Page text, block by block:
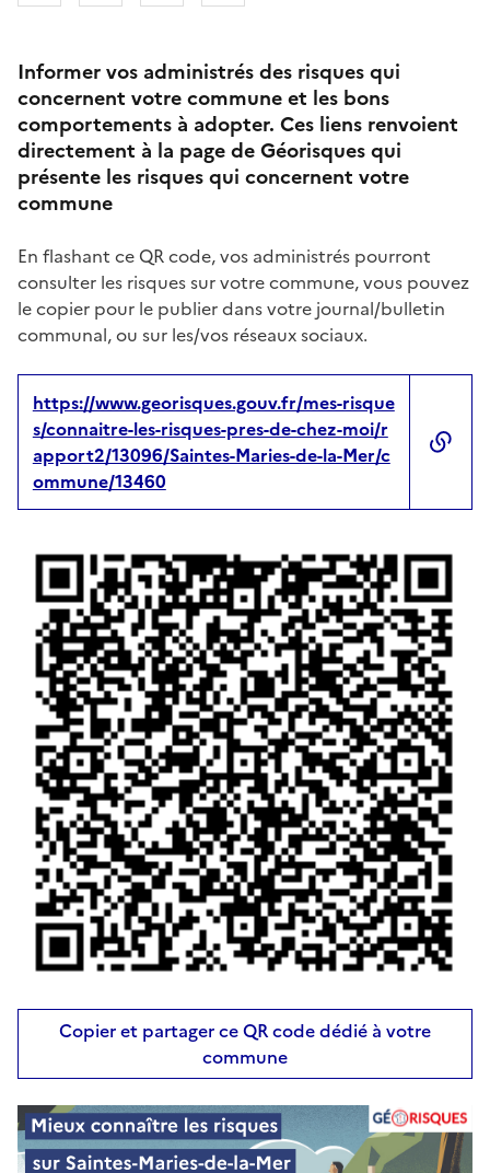
Informer vos administrés des risques qui
concernent votre commune et les bons
comportements à adopter. Ces liens renvoient
directement à la page de Géorisques qui
présente les risques qui concernent votre
commune
En flashant ce QR code, vos administrés pourront
consulter les risques sur votre commune, vous pouvez
le copier pour le publier dans votre journal/bulletin
communal, ou sur les/vos réseaux sociaux.
https://www.georisques.gouv.fr/mes-risque
s/connaitre-les-risques-pres-de-chez-moi/r
apport2/13096/Saintes-Maries-de-la-Mer/c
ommune/13460
Copier et partager ce QR code dédié à votre
commune